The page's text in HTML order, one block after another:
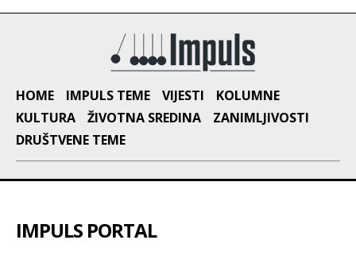
HOME IMPULS TEME VIJESTI
KOLUMNE
KULTURA
ŽIVOTNA SREDINA
ZANIMLJIVOSTI
DRUŠTVENE TEME
IMPULS PORTAL